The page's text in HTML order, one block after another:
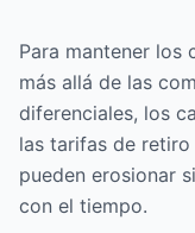
Para mantener los
más allá de las
diferenciales, los
las tarifas de
pueden erosionar
con el tiempo.